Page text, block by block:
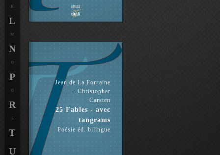
Jean de La Fontaine
- Christopher
Carsten
25 Fables - avec
tangrams
Poésie éd. bilingue
K
L
M
N
O
P
Q
R
S
T
U